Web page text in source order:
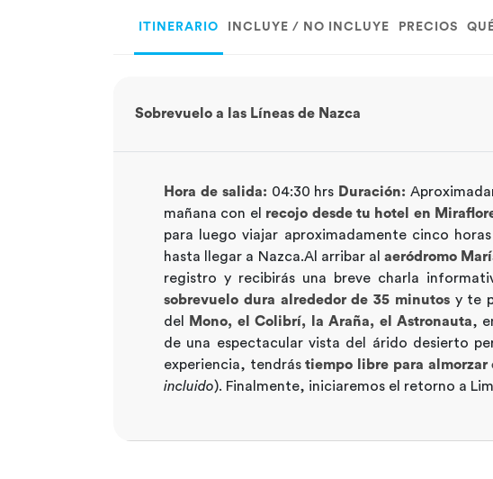
ITINERARIO INCLUYE / NO INCLUYE PRECIOS
Sobrevuelo a las Líneas de Nazca
Hora de salida: 04:30 hrs Duración:
mañana con el recojo desde tu hotel en
para luego viajar aproximadamente cinco
hasta llegar a Nazca.Al arribar al aeródromo
registro y recibirás una breve charla
sobrevuelo dura alrededor de 35 minutosy te
del
Mono, el Colibrí, la Araña, el Astronauta,
de una espectacular vista del árido desierto
experiencia, tendrástiempo libre para almorzar
incluido). Finalmente, iniciaremos el retorno a